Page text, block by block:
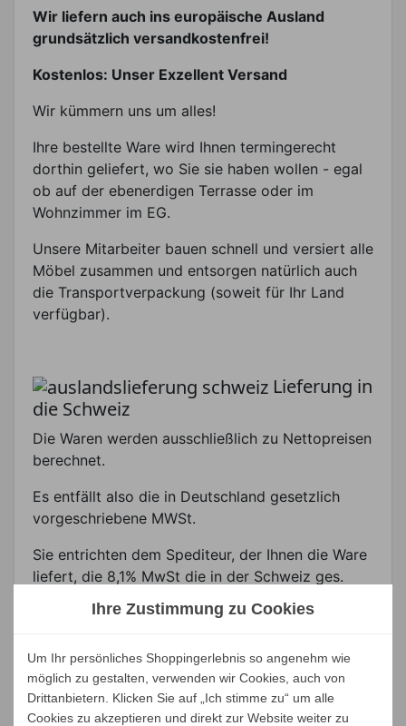
Wir liefern auch ins europäische Ausland
grundsätzlich versandkostenfrei!
Kostenlos: Unser Exzellent Versand
Wir kümmern uns um alles!
Ihre bestellte Ware wird Ihnen termingerecht
dorthin geliefert, wo Sie sie haben wollen - egal
ob auf der ebenerdigen Terrasse oder im
Wohnzimmer im EG.
Unsere Mitarbeiter bauen schnell und versiert alle
Möbel zusammen und entsorgen natürlich auch
die Transportverpackung (soweit für Ihr Land
verfügbar).
Lieferung in
die Schweiz
Die Waren werden ausschließlich zu Nettopreisen
berechnet.
Es entfällt also die in Deutschland gesetzlich
vorgeschriebene MWSt.
Sie entrichten dem Spediteur, der Ihnen die Ware
liefert, die 8,1% MwSt die in der Schweiz ges.
vorgeschrieben sind.
übernehmen zudem alle Zollgebühren für Sie.
Lieferung
Ihre Zustimmung zu Cookies
Um Ihr persönliches Shoppingerlebnis so angenehm wie
möglich zu gestalten, verwenden wir Cookies, auch von
Drittanbietern. Klicken Sie auf „Ich stimme zu“ um alle
Cookies zu akzeptieren und direkt zur Website weiter zu